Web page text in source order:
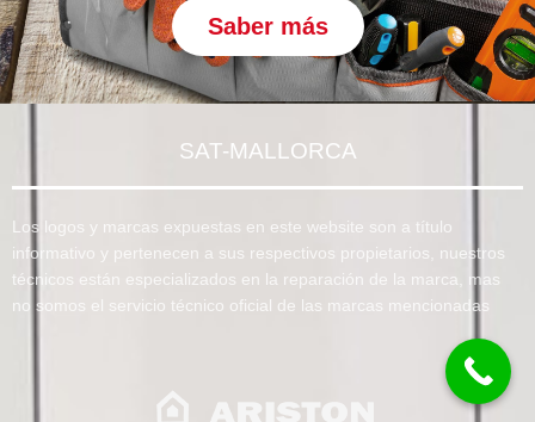
Saber más
SAT-MALLORCA
Los logos y marcas expuestas en este website son a título
informativo y pertenecen a sus respectivos propietarios, nuestros
técnicos están especializados en la reparación de la marca, mas
no somos el servicio técnico oficial de las marcas mencionadas